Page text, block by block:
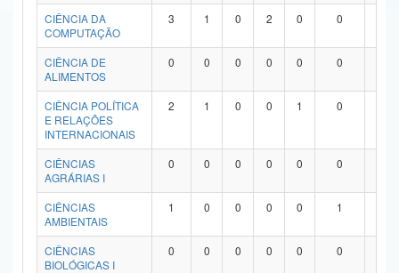
Banco Central do Brasil
CIÊNCIA DA
COMPUTAÇÃO
3 1 0 2 0 0
CIÊNCIA DE
ALIMENTOS
0 0 0 0 0 0
CIÊNCIA POLÍTICA
E RELAÇÕES
INTERNACIONAIS
2 1 0 0 1 0
CIÊNCIAS
AGRÁRIAS I
0 0 0 0 0 0
CIÊNCIAS
AMBIENTAIS
1 0 0 0 0 1
CIÊNCIAS
BIOLÓGICAS I
0 0 0 0 0 0